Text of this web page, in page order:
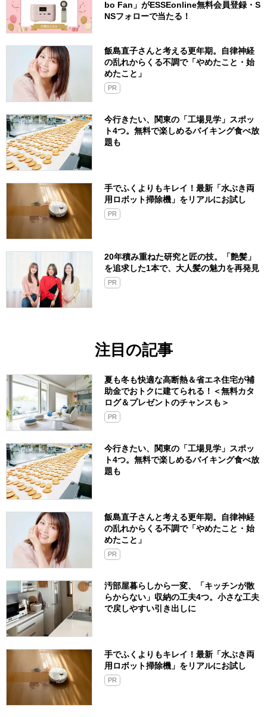
bo Fan」がESSEonline無料会員登録・S
NSフォローで当たる！
飯島直子さんと考える更年期。自律神経
の乱れからくる不調で「やめたこと・始
めたこと」
PR
今行きたい、関東の「工場見学」スポッ
ト4つ。無料で楽しめるバイキング食べ放
題も
手でふくよりもキレイ！最新「水ぶき両
用ロボット掃除機」をリアルにお試し
PR
20年積み重ねた研究と匠の技。「艶髪」
を追求した1本で、大人髪の魅力を再発見
PR
注目の記事
夏も冬も快適な高断熱＆省エネ住宅が補
助金でおトクに建てられる！＜無料カタ
ログ＆プレゼントのチャンスも＞
PR
今行きたい、関東の「工場見学」スポッ
ト4つ。無料で楽しめるバイキング食べ放
題も
飯島直子さんと考える更年期。自律神経
の乱れからくる不調で「やめたこと・始
めたこと」
PR
汚部屋暮らしから一変、「キッチンが散
らからない」収納の工夫4つ。小さな工夫
で戻しやすい引き出しに
手でふくよりもキレイ！最新「水ぶき両
用ロボット掃除機」をリアルにお試し
PR